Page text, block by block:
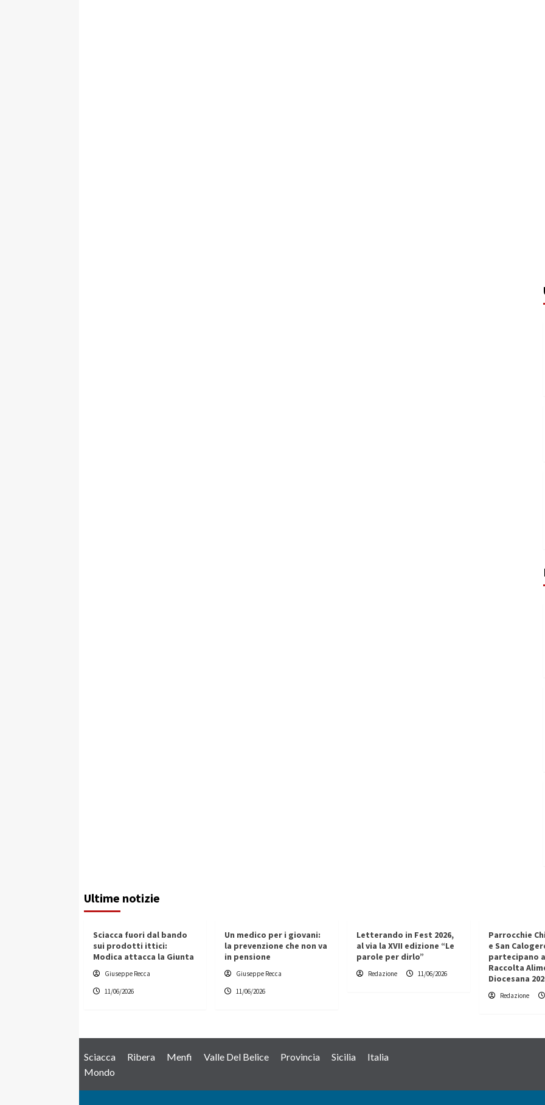
Ultime notizie
Sciacca fuori dal bando
sui prodotti ittici:
Modica attacca la Giunta
Giuseppe Recca
11/06/2026
Un medico per i giovani:
la prevenzione che non va
in pensione
Giuseppe Recca
11/06/2026
Letterando in Fest 2026,
al via la XVII edizione “Le
parole per dirlo”
Redazione 11/06/2026
Parrocchie
e San
partecipano
Raccolta
Diocesana
Redazione
Sciacca Ribera Menfi Valle Del Belice Provincia Sicilia
Italia
Mondo